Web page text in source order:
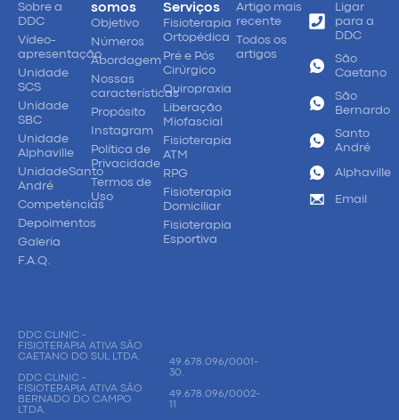
Sobre a
DDC
Vídeo-
apresentação
Unidade
SCS
Unidade
SBC
Unidade
Alphaville
UnidadeSanto
André
Competências
Depoimentos
Galeria
F.A.Q.
somos
Objetivo
Números
Abordagem
Nossas
características
Propósito
Instagram
Política de
Privacidade
Termos de
Uso
Serviços
Fisioterapia
Ortopédica
Pré e Pós
Cirúrgico
Quiropraxia
Liberação
Miofascial
Fisioterapia
ATM
RPG
Fisioterapia
Domiciliar
Fisioterapia
Esportiva
Artigo mais
recente
Todos os
artigos
Ligar
para a
DDC
São
Caetano
São
Bernardo
Santo
André
Alphaville
Email
DDC CLINIC -
FISIOTERAPIA ATIVA SÃO
CAETANO DO SUL LTDA.
DDC CLINIC -
FISIOTERAPIA ATIVA SÃO
BERNADO DO CAMPO
LTDA.
49.678.096/0001-
30.
49.678.096/0002-
11